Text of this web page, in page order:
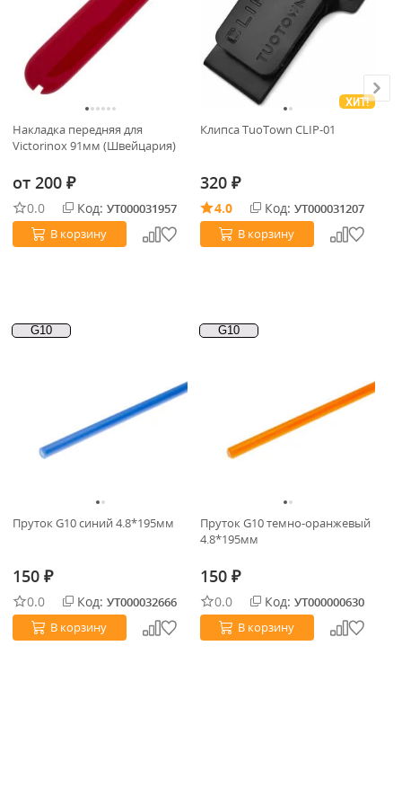
Накладка передняя для
Victorinox 91мм (Швейцария)
от 200 ₽
0.0 Код: УТ000031957
В корзину
ХИТ!
Клипса TuoTown CLIP-01
320 ₽
4.0 Код: УТ000031207
В корзину
G10
Пруток G10 синий 4.8*195мм
150 ₽
0.0 Код: УТ000032666
В корзину
G10
Пруток G10 темно-оранжевый
4.8*195мм
150 ₽
0.0 Код: УТ000000630
В корзину